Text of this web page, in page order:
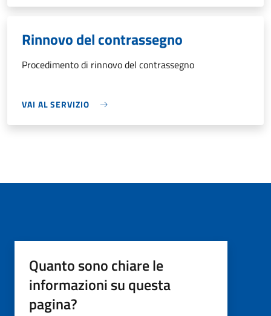
Rinnovo del contrassegno
Procedimento di rinnovo del contrassegno
VAI AL SERVIZIO
Quanto sono chiare le
informazioni su questa
pagina?